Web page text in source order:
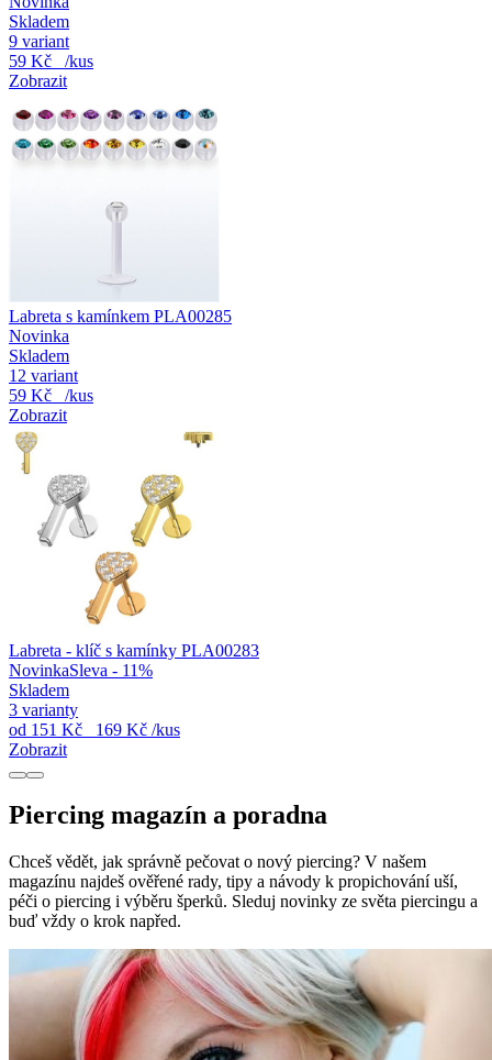
Skladem
9 variant
59 Kč
/kus
Zobrazit
Labreta s kamínkem PLA00285
Novinka
Skladem
12 variant
59 Kč
/kus
Zobrazit
Labreta - klíč s kamínky PLA00283
NovinkaSleva - 11%
Skladem
3 varianty
od 151 Kč 169 Kč /kus
Zobrazit
Piercing magazín a poradna
Chceš vědět, jak správně pečovat o nový piercing? V našem
magazínu najdeš ověřené rady, tipy a návody k propichování uší,
péči o piercing i výběru šperků. Sleduj novinky ze světa piercingu a
buď vždy o krok napřed.